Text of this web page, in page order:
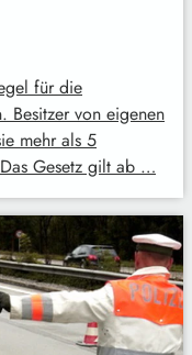
für die
Besitzer von eigenen
mehr als 5
Gesetz gilt ab …